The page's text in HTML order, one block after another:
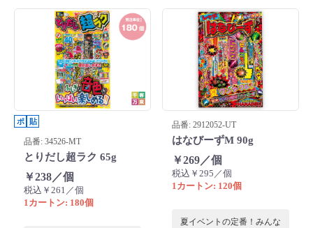
ポ 貼
品番: 34526-MT
とりだし超ラク 65g
￥238／個
税込￥261／個
1カートン: 180個
品番: 2912052-UT
はなびーずM 90g
￥269／個
税込￥295／個
1カートン: 120個
夏イベントの定番！みんな